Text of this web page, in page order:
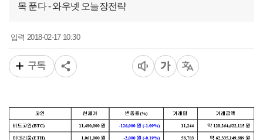
목 푼다 - 와우넷 오늘장전략
입력 2018-02-17 10:30
구독